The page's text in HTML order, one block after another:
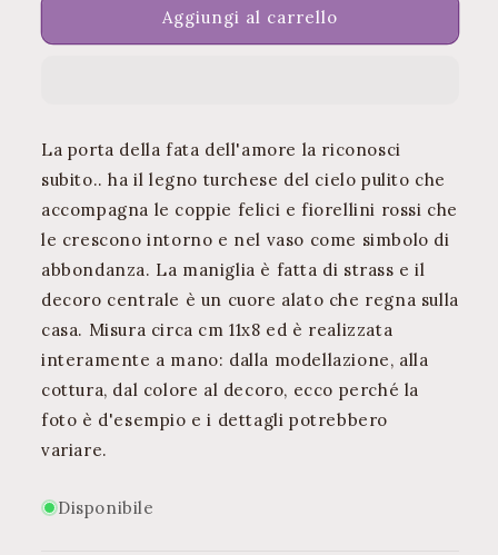
delle
Porta
delle
Aggiungi al carrello
La porta della fata dell'amore la riconosci
subito.. ha il legno turchese del cielo pulito che
accompagna le coppie felici e fiorellini rossi che
le crescono intorno e nel vaso come simbolo di
abbondanza. La maniglia è fatta di strass e il
decoro centrale è un cuore alato che regna sulla
casa. Misura circa cm 11x8 ed è realizzata
interamente a mano: dalla modellazione, alla
cottura, dal colore al decoro, ecco perché la
foto è d'esempio e i dettagli potrebbero
variare.
Disponibile